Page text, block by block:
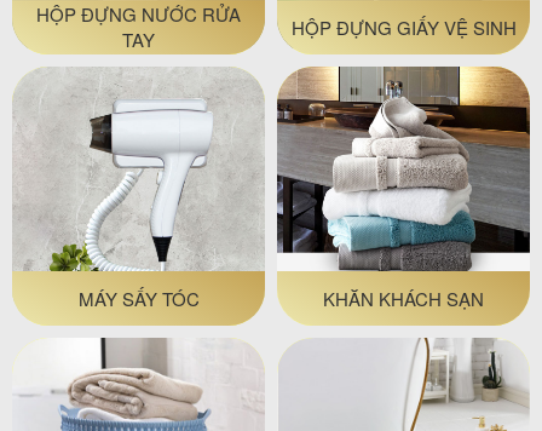
HỘP ĐỰNG NƯỚC RỬA
TAY
HỘP ĐỰNG GIẤY VỆ SINH
MÁY SẤY TÓC KHĂN KHÁCH SẠN